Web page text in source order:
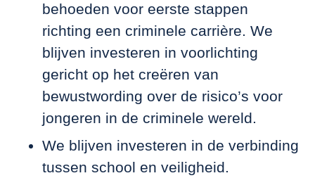
behoeden voor eerste stappen
richting een criminele carrière. We
blijven investeren in voorlichting
gericht op het creëren van
bewustwording over de risico’s voor
jongeren in de criminele wereld.
We blijven investeren in de verbinding
tussen school en veiligheid.